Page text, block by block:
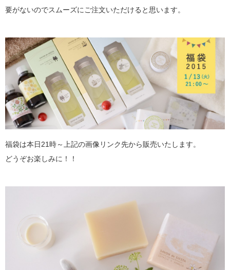
要がないのでスムーズにご注文いただけると思います。
福袋は本日21時～上記の画像リンク先から販売いたします。
どうぞお楽しみに！！